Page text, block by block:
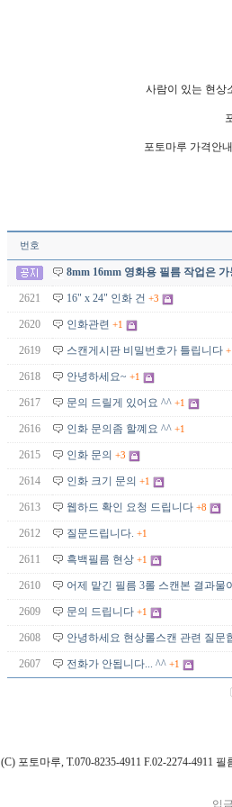
사람이 있는 현상
포토마루 가격안
번호
8mm 16mm 영화용 필름 작업은
2621 16" x 24" 인화 건 +3
2620 인화관련 +1
2619 스캔게시판 비밀번호가 틀립니다
2618 안녕하세요~ +1
2617 문의 드릴게 있어요 ^^ +1
2616 인화 문의좀 할꼐요 ^^ +1
2615 인화 문의 +3
2614 인화 크기 문의 +1
2613 웹하드 확인 요청 드립니다 +8
2612 질문드립니다. +1
2611 흑백필름 현상 +1
2610 어제 맡긴 필름 3롤 스캔본 결과물
2609 문의 드립니다 +1
2608 안녕하세요 현상롤스캔 관련 질문
2607 전화가 안됩니다... ^^ +1
(C) 포토마루, T.070-8235-4911 F.02-2274-4911
입